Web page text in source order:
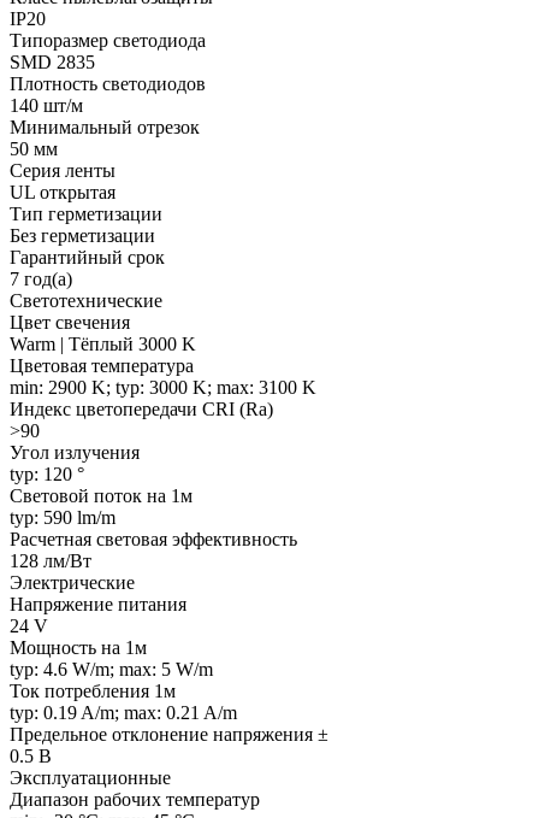
IP20
Типоразмер светодиода
SMD 2835
Плотность светодиодов
140 шт/м
Минимальный отрезок
50 мм
Серия ленты
UL открытая
Тип герметизации
Без герметизации
Гарантийный срок
7 год(а)
Светотехнические
Цвет свечения
Warm | Тёплый 3000 K
Цветовая температура
min: 2900 K; typ: 3000 K; max: 3100 K
Индекс цветопередачи CRI (Ra)
>90
Угол излучения
typ: 120 °
Световой поток на 1м
typ: 590 lm/m
Расчетная световая эффективность
128 лм/Вт
Электрические
Напряжение питания
24 V
Мощность на 1м
typ: 4.6 W/m; max: 5 W/m
Ток потребления 1м
typ: 0.19 A/m; max: 0.21 A/m
Предельное отклонение напряжения ±
0.5 В
Эксплуатационные
Диапазон рабочих температур